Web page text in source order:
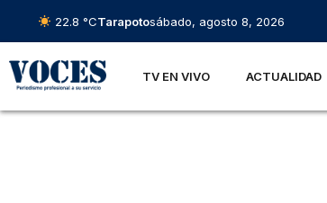
22.8 °CTarapotosábado, agosto 8, 2026
TV EN VIVO ACTUALIDAD